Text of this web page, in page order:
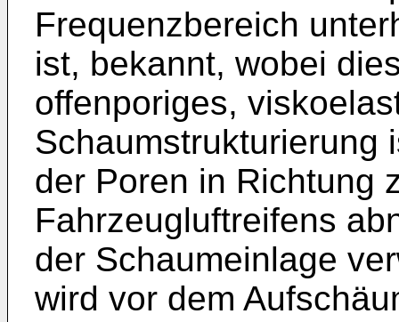
Frequenzbereich
ist, bekannt, wobei
offenporiges,
Schaumstrukturierung
der Poren in Richtung
Fahrzeugluftreifens
der Schaumeinlage
wird vor dem